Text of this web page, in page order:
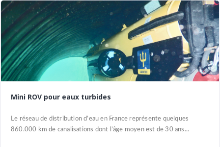
Mini ROV pour eaux turbides
Le réseau de distribution d’eau en France représente quelques
860.000 km de canalisations dont l’âge moyen est de 30 ans...